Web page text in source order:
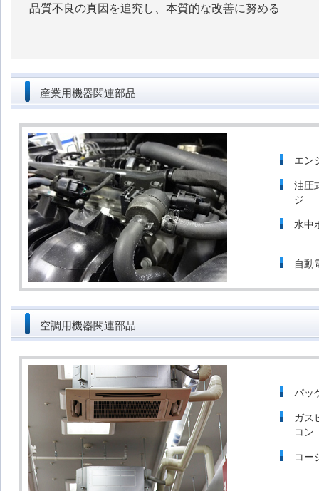
品質不良の真因を追究し、本質的な改善に努める
産業用機器関連部品
エン
油圧
ジ
水中
自動
空調用機器関連部品
パッ
ガス
コン
コー